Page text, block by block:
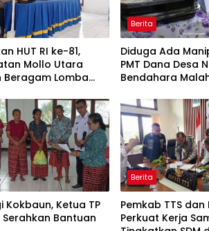
HUT RI ke-81,
Mollo Utara
Beragam Lomba
Berita
Diduga Ada
PMT Dana Desa
Bendahara
Kokbaun, Ketua TP
Serahkan Bantuan
Berita
Pemkab TTS dan
Perkuat Kerja